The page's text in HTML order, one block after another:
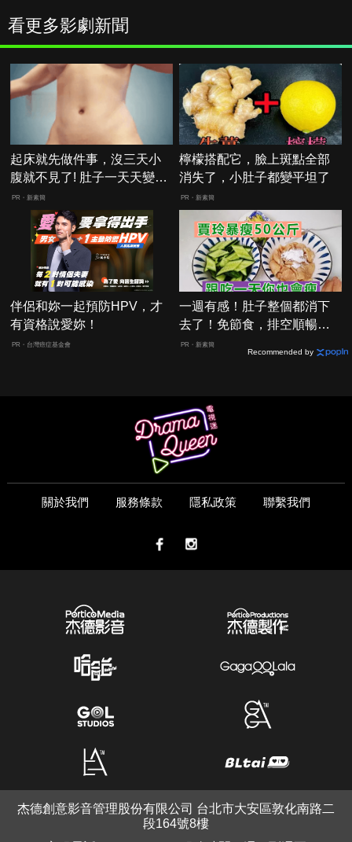
看更多影劇新聞
起床就先做件事，沒三天小
腹就不見了! 肚子一天天變
小！
PR・新素簡
檸檬搭配它，臉上斑點全部
消失了，小肚子都變平坦了
PR・新素簡
伴侶和妳一起預防HPV，才
有資格說愛妳！
PR・台灣癌症基金會
一週有感！肚子整個都消下
去了！免節食，排空順暢就
夠
PR・新素簡
Recommended by
關於我們 服務條款 隱私政策 聯繫我們
杰德創意影音管理股份有限公司 台北市大安區敦化南路二
段164號8樓